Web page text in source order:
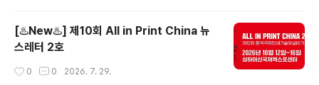
10년간 아시아 포장 시장을 대표해 온 전시회 ‘swop’이
글로벌 최고 권위의 포장 전시회 브랜드인 ‘interpack’의
얼라이언스 멤버로서 그 위상을 확고히 하며 ‘interpack
China’로 공식 명칭을 변경하고 첫선을 보이는 자리이기
[♨️New♨️] 제10회 All in Print China 뉴
스레터 2호
0 0 2026. 7. 29.